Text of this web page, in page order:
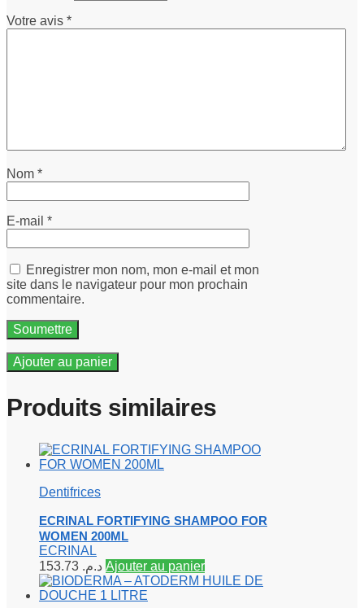
Votre avis *
Nom *
E-mail *
Enregistrer mon nom, mon e-mail et mon
site dans le navigateur pour mon prochain
commentaire.
Ajouter au panier
Produits similaires
Dentifrices
ECRINAL FORTIFYING SHAMPOO FOR
WOMEN 200ML
ECRINAL
د.م. Ajouter au panier